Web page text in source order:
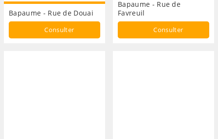
Bapaume - Rue de Douai
Consulter
Bapaume - Rue de
Favreuil
Consulter